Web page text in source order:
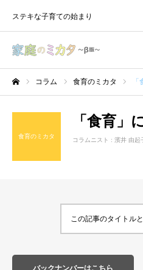
ステキな子育ての始まり
コラム 食育のミカタ
食育のミカタ
「食育
コラムニスト : 濱井 由起
この記事のタイトル
バックナンバーはこちら